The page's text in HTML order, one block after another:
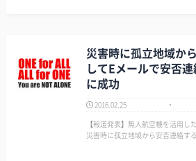
災害時に孤立地域か
してEメールで安否
に成功
2016.02.25
【報道発表】無人航空機を活用し
災害時に孤立地域から安否連絡す